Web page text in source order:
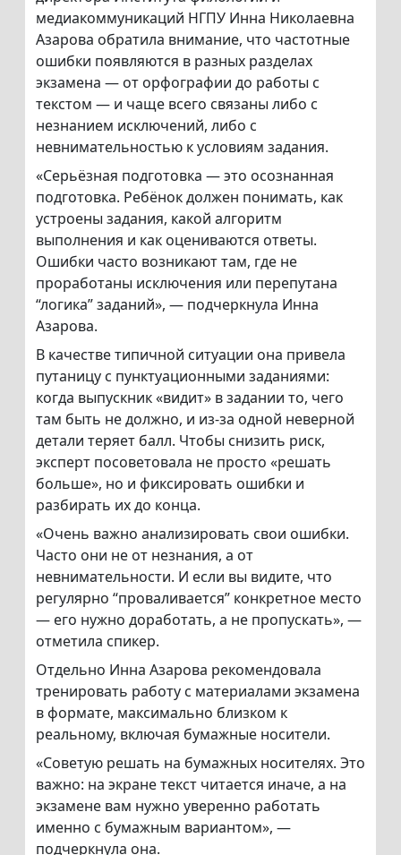
медиакоммуникаций НГПУ Инна Николаевна
Азарова обратила внимание, что частотные
ошибки появляются в разных разделах
экзамена — от орфографии до работы с
текстом — и чаще всего связаны либо с
незнанием исключений, либо с
невнимательностью к условиям задания.
«Серьёзная подготовка — это осознанная
подготовка. Ребёнок должен понимать, как
устроены задания, какой алгоритм
выполнения и как оцениваются ответы.
Ошибки часто возникают там, где не
проработаны исключения или перепутана
“логика” заданий», — подчеркнула Инна
Азарова.
В качестве типичной ситуации она привела
путаницу с пунктуационными заданиями:
когда выпускник «видит» в задании то, чего
там быть не должно, и из-за одной неверной
детали теряет балл. Чтобы снизить риск,
эксперт посоветовала не просто «решать
больше», но и фиксировать ошибки и
разбирать их до конца.
«Очень важно анализировать свои ошибки.
Часто они не от незнания, а от
невнимательности. И если вы видите, что
регулярно “проваливается” конкретное место
— его нужно доработать, а не пропускать», —
отметила спикер.
Отдельно Инна Азарова рекомендовала
тренировать работу с материалами экзамена
в формате, максимально близком к
реальному, включая бумажные носители.
«Советую решать на бумажных носителях. Это
важно: на экране текст читается иначе, а на
экзамене вам нужно уверенно работать
именно с бумажным вариантом», —
подчеркнула она.